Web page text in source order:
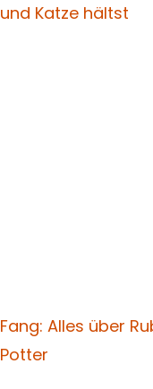
und Katze hältst
Fang: Alles über
Potter